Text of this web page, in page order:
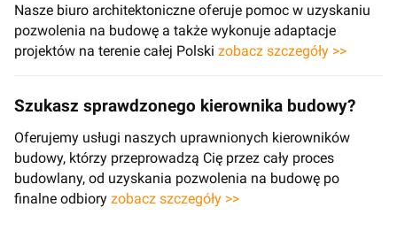
Nasze biuro architektoniczne oferuje pomoc w uzyskaniu
pozwolenia na budowę a także wykonuje adaptacje
projektów na terenie całej Polski zobacz szczegóły >>
Szukasz sprawdzonego kierownika budowy?
Oferujemy usługi naszych uprawnionych kierowników
budowy, którzy przeprowadzą Cię przez cały proces
budowlany, od uzyskania pozwolenia na budowę po
finalne odbiory zobacz szczegóły >>